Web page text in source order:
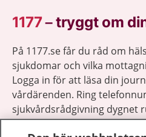
1177–tryggt om
På 1177.se får du råd om
sjukdomar och vilka
Logga in för att läsa din
vårdärenden. Ring
sjukvårdsrådgivning dygnet
1177 ger dig råd när du vill